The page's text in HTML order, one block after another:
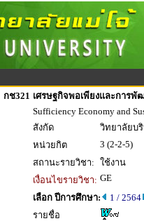
กช321 เศรษฐกิจพอเพียงและการพั
Sufficiency Economy and
สังกัด
วิทยาลัยบ
หน่วยกิต
3 (2-2-5)
สถานะรายวิชา: ใช้งาน
เงื่อนไขรายวิชา: GE
เลือก ปีการศึกษา:
1 / 2564
รายชื่อ